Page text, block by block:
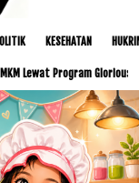
KESEHATAN
Glorious Golo Mori